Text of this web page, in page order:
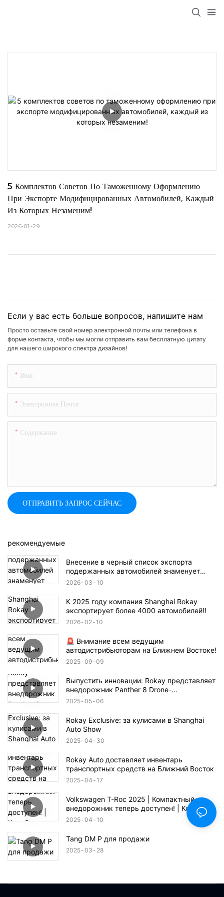
5 Комплектов Советов По Таможенному Оформлению
При Экспорте Модифицированных Автомобилей, Каждый
Из Которых Незаменим!
2026-01-29
Если у вас есть больше вопросов, напишите нам
Просто оставьте свой номер электронной почты или телефона в
форме контакта, чтобы мы могли отправить вам бесплатную цитату
для нашего широкого спектра дизайнов!
Имя
Электронная Почта
Содержание
ОТПРАВИТЬ ЗАПРОС СЕЙЧАС
рекомендуемые
Внесение в черный список экспорта
подержанных автомобилей знаменует
собой конец эпохи безудержного роста!
2026 03 10
К 2025 году компания Shanghai Rokay
экспортирует более 4000 автомобилей!!
2026 02 10
🚨 Внимание всем ведущим
автодистрибьюторам на Ближнем Востоке!
2025 09 09
Выпустить инновации: Rokay представляет
внедорожник Panther 8 Drone-
интегрированный
2025 05 06
Rokay Exclusive: за кулисами в Shanghai
Auto Show
2025 04 30
Rokay Auto доставляет инвентарь
транспортных средств на Ближний Восток
2025 04 17
Volkswagen T-Roc 2025 | Компактный
внедорожник теперь доступен! | Корабль и
транспорт в порт Цзебея Али
2025 04 10
Tang DM P для продажи
2025 03 28